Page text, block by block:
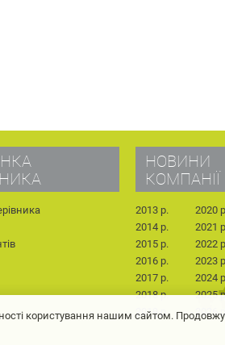
НОВИНИ
КОМПАНІЇ
2013 р.
2014 р.
2015 р.
2016 р.
2017 р.
2018 р.
2019 р.
2020
2021
2022
2023
2024
2025
2026
користування нашим сайтом.